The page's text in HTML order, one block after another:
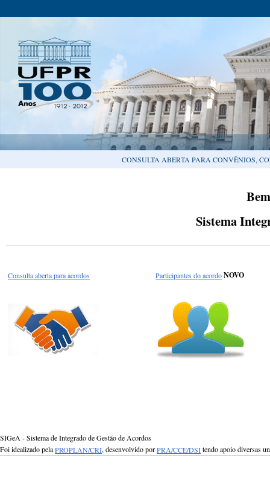
CONSULTA ABERTA PARA CONVÊNIOS,
Sistema
Consulta aberta para acordos Participantes do acordoNOVO
SIGeA - Sistema de Integrado de Gestão de Acordos
Foi idealizado pelaPROPLAN/CRI, desenvolvido porPRA/CCE/DSItendo apoio diversas